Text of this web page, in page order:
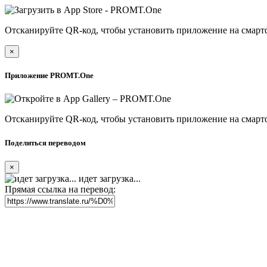
Отсканируйте QR-код, чтобы установить приложение на
×
Приложение PROMT.One
Отсканируйте QR-код, чтобы установить приложение на
Поделиться переводом
×
идет загрузка...
Прямая ссылка на перевод: